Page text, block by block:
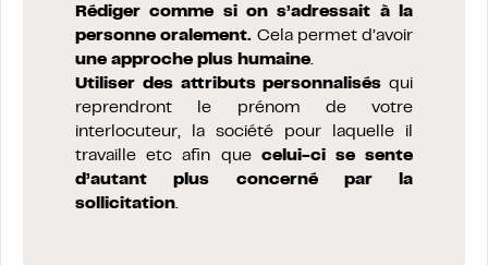
Rédiger comme si on s’adressait à la
personne oralement. Cela permet d’avoir
une approche plus humaine.
Utiliser des attributs personnalisés qui
reprendront le prénom de votre
interlocuteur, la société pour laquelle il
travaille etc afin que celui-ci se sente
d’autant plus concerné par la
sollicitation.